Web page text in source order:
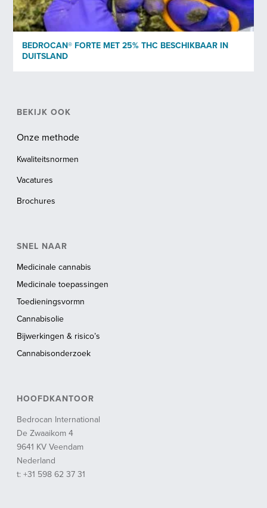
BEDROCAN® FORTE MET 25% THC BESCHIKBAAR IN
DUITSLAND
BEKIJK OOK
Onze methode
Kwaliteitsnormen
Vacatures
Brochures
SNEL NAAR
Medicinale cannabis
Medicinale toepassingen
Toedieningsvormn
Cannabisolie
Bijwerkingen & risico’s
Cannabisonderzoek
HOOFDKANTOOR
Bedrocan International
De Zwaaikom 4
9641 KV Veendam
Nederland
t: +31 598 62 37 31